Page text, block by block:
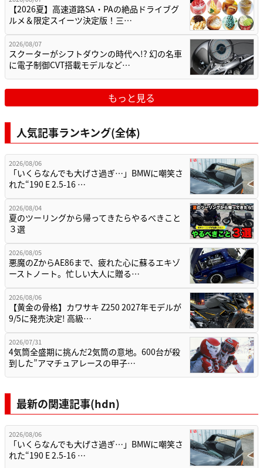
【2026夏】高速道路SA・PAの絶品ドライブグ
ルメ＆限定スイーツ決定版！三…
2026/08/07
スクーターがシフトダウンの時代へ!? 幻の名車
に電子制御CVT搭載モデルなど…
もっと見る
人気記事ランキング(全体)
2026/08/06
「いくらなんでも大げさ過ぎ…」BMWに嘲笑さ
れた“190 E 2.5-16 …
2026/08/04
夏のツーリングから帰ってきたらやるべきこと
３選
2026/08/05
悪魔のZからAE86まで、疲れた心に蘇るエキゾ
ーストノート。忙しい大人に贈る…
2026/08/06
【黄金の骨格】カワサキ Z250 2027年モデルが
9/5に発売決定! 高級…
2026/07/31
4気筒全盛期に挑んだ2気筒の意地。600台が殺
到した”アマチュアレースの甲子…
最新の関連記事(hdn)
2026/08/06
「いくらなんでも大げさ過ぎ…」BMWに嘲笑さ
れた“190 E 2.5-16 …